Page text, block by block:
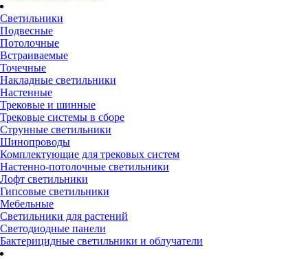
Светильники
Подвесные
Потолочные
Встраиваемые
Точечные
Накладные светильники
Настенные
Трековые и шинные
Трековые системы в сборе
Струнные светильники
Шинопроводы
Комплектующие для трековых систем
Настенно-потолочные светильники
Лофт светильники
Гипсовые светильники
Мебельные
Светильники для растений
Светодиодные панели
Бактерицидные светильники и облучатели